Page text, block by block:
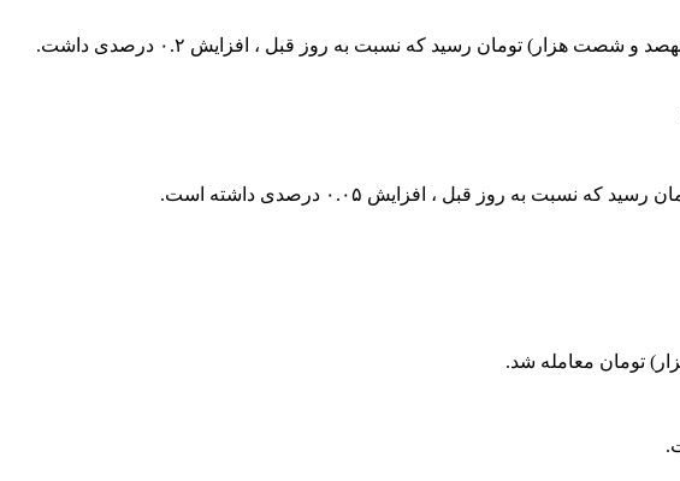
در بازار قیمت طلا افزایش یافت، قیمت سکه امامی هم امروز صعودی است و به ۲۸,۹۶۰,۰۰۰ (بیست و هشت میلیون و نهصد و شصت هزار) تومان رسید که نسبت به روز قبل ، افزایش ۰.۲ درصدی داشت.